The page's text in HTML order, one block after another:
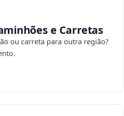
e Carretas
ou carreta para outra região?